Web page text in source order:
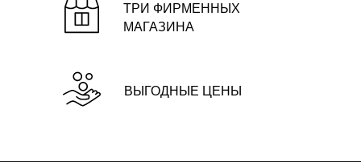
ТРИ ФИРМЕННЫХ
МАГАЗИНА
ВЫГОДНЫЕ ЦЕНЫ